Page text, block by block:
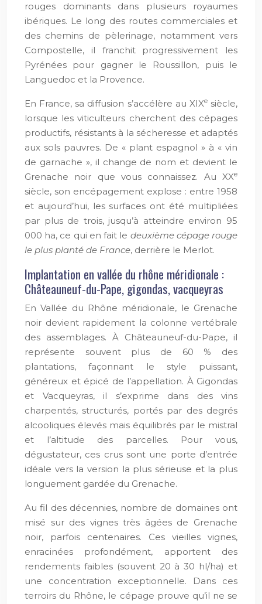
rouges dominants dans plusieurs royaumes
ibériques. Le long des routes commerciales et
des chemins de pèlerinage, notamment vers
Compostelle, il franchit progressivement les
Pyrénées pour gagner le Roussillon, puis le
Languedoc et la Provence.
En France, sa diffusion s’accélère au XIXesiècle,
lorsque les viticulteurs cherchent des cépages
productifs, résistants à la sécheresse et adaptés
aux sols pauvres. De « plant espagnol » à « vin
de garnache », il change de nom et devient le
Grenache noir que vous connaissez. Au XXe
siècle, son encépagement explose : entre 1958
et aujourd’hui, les surfaces ont été multipliées
par plus de trois, jusqu’à atteindre environ 95
000 ha, ce qui en fait le deuxième cépage rouge
le plus planté de France, derrière le Merlot.
Implantation en vallée du rhône méridionale :
Châteauneuf-du-Pape, gigondas, vacqueyras
En Vallée du Rhône méridionale, le Grenache
noir devient rapidement la colonne vertébrale
des assemblages. À Châteauneuf-du-Pape, il
représente souvent plus de 60 % des
plantations, façonnant le style puissant,
généreux et épicé de l’appellation. À Gigondas
et Vacqueyras, il s’exprime dans des vins
charpentés, structurés, portés par des degrés
alcooliques élevés mais équilibrés par le mistral
et l’altitude des parcelles. Pour vous,
dégustateur, ces crus sont une porte d’entrée
idéale vers la version la plus sérieuse et la plus
longuement gardée du Grenache.
Au fil des décennies, nombre de domaines ont
misé sur des vignes très âgées de Grenache
noir, parfois centenaires. Ces vieilles vignes,
enracinées profondément, apportent des
rendements faibles (souvent 20 à 30 hl/ha) et
une concentration exceptionnelle. Dans ces
terroirs du Rhône, le cépage prouve qu’il ne se